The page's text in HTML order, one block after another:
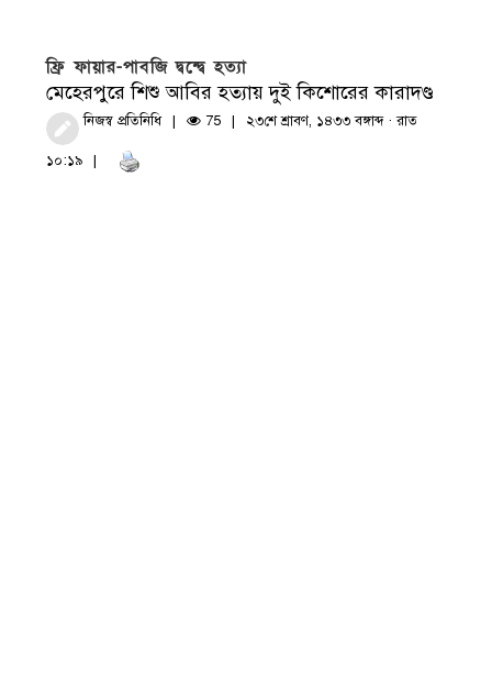
ফ্রি ফায়ার-পাবজি দ্বন্দ্বে হত্যা
মেহেরপুরে শিশু আবির হত্যায় দুই কিশোরের কারাদণ্ড
নিজস্ব প্রতিনিধি 75 ২৩শে শ্রাবণ, ১৪৩৩ বঙ্গাব্দ · রাত
১০:১৯